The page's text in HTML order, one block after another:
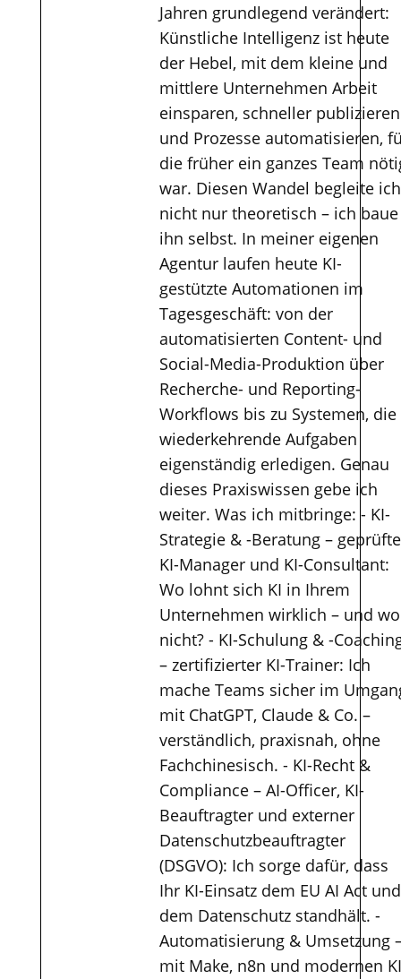
Jahren grundlegend verändert:
Künstliche Intelligenz ist heute
der Hebel, mit dem kleine und
mittlere Unternehmen Arbeit
einsparen, schneller publizieren
und Prozesse automatisieren,
die früher ein ganzes Team
war. Diesen Wandel begleite ich
nicht nur theoretisch – ich baue
ihn selbst. In meiner eigenen
Agentur laufen heute KI-
gestützte Automationen im
Tagesgeschäft: von der
automatisierten Content- und
Social-Media-Produktion über
Recherche- und Reporting-
Workflows bis zu Systemen, die
wiederkehrende Aufgaben
eigenständig erledigen. Genau
dieses Praxiswissen gebe ich
weiter. Was ich mitbringe: - KI-
Strategie & -Beratung –
KI-Manager und KI-Consultant:
Wo lohnt sich KI in Ihrem
Unternehmen wirklich – und wo
nicht? - KI-Schulung & -
– zertifizierter KI-Trainer: Ich
mache Teams sicher im
mit ChatGPT, Claude & Co. –
verständlich, praxisnah, ohne
Fachchinesisch. - KI-Recht &
Compliance – AI-Officer, KI-
Beauftragter und externer
Datenschutzbeauftragter
(DSGVO): Ich sorge dafür, dass
Ihr KI-Einsatz dem EU AI Act und
dem Datenschutz standhält. -
Automatisierung & Umsetzung
mit Make, n8n und modernen